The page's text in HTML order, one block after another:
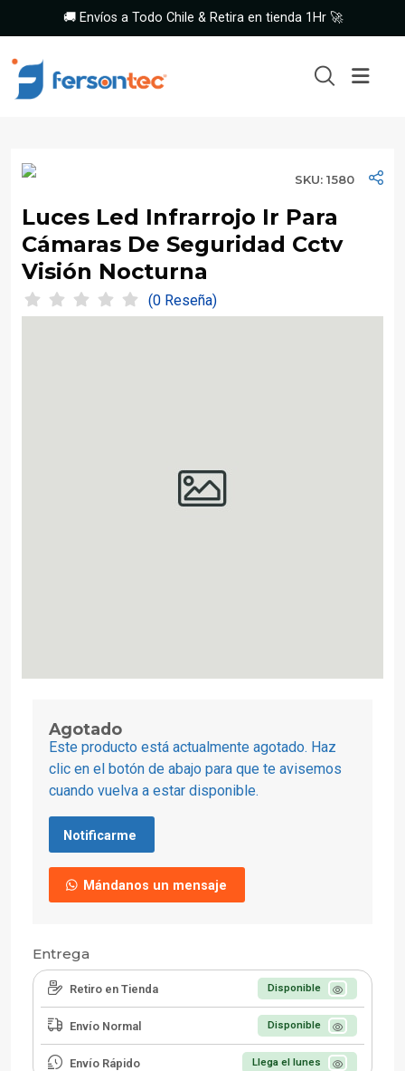
🚚 Envíos a Todo Chile & Retira en tienda 1Hr 🚀
SKU: 1580
Luces Led Infrarrojo Ir Para
Cámaras De Seguridad Cctv
Visión Nocturna
(0 Reseña)
Agotado
Este producto está actualmente agotado. Haz
clic en el botón de abajo para que te avisemos
cuando vuelva a estar disponible.
Notificarme
Mándanos un mensaje
Entrega
Retiro en Tienda Disponible
Envío Normal Disponible
Envío Rápido Llega el lunes